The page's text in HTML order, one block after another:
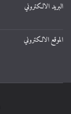
البريد الالكتروني
الموقع الالكتروني